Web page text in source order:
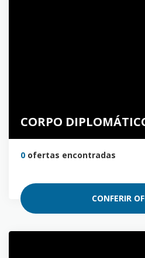
CORPO
0 ofertas encontradas
CONFERIR